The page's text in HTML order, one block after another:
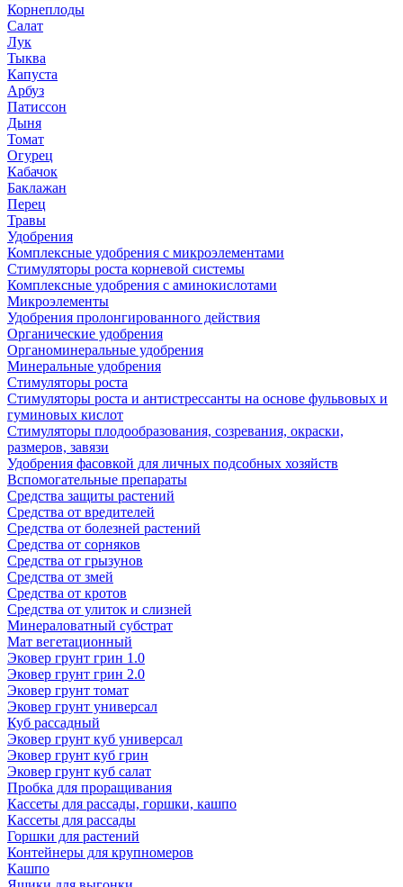
Корнеплоды
Салат
Лук
Тыква
Капуста
Арбуз
Патиссон
Дыня
Томат
Огурец
Кабачок
Баклажан
Перец
Травы
Удобрения
Комплексные удобрения с микроэлементами
Стимуляторы роста корневой системы
Комплексные удобрения с аминокислотами
Микроэлементы
Удобрения пролонгированного действия
Органические удобрения
Органоминеральные удобрения
Минеральные удобрения
Стимуляторы роста
Стимуляторы роста и антистрессанты на основе фульвовых и
гуминовых кислот
Стимуляторы плодообразования, созревания, окраски,
размеров, завязи
Удобрения фасовкой для личных подсобных хозяйств
Вспомогательные препараты
Средства защиты растений
Средства от вредителей
Средства от болезней растений
Средства от сорняков
Средства от грызунов
Средства от змей
Средства от кротов
Средства от улиток и слизней
Минераловатный субстрат
Мат вегетационный
Эковер грунт грин 1.0
Эковер грунт грин 2.0
Эковер грунт томат
Эковер грунт универсал
Куб рассадный
Эковер грунт куб универсал
Эковер грунт куб грин
Эковер грунт куб салат
Пробка для проращивания
Кассеты для рассады, горшки, кашпо
Кассеты для рассады
Горшки для растений
Контейнеры для крупномеров
Кашпо